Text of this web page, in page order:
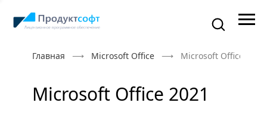
Главная Microsoft Office Microsoft Office 2021
Microsoft Office 2021